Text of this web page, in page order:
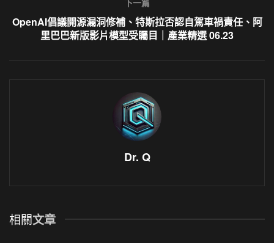
OpenAI倡議開源漏洞修補、特斯拉否認自駕車禍責任、阿
里巴巴新版影片模型受矚目｜產業精選 06.23
Dr. Q
相關文章